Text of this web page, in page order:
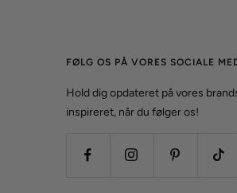
FØLG OS PÅ VORES SOCIALE
Hold dig opdateret på vores
inspireret, når du følger os!